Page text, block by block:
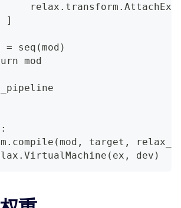
]
= seq(mod)
mod
target,
dev)